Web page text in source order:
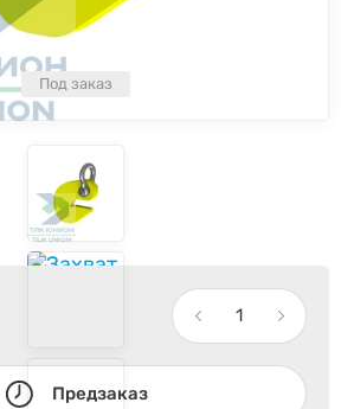
Под заказ
Предзаказ